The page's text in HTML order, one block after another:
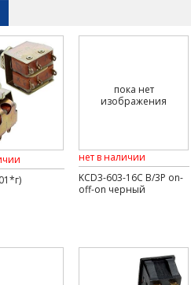
пока нет
изображения
нет в наличии
KCD3-603-16C B/3P on-
off-on черный